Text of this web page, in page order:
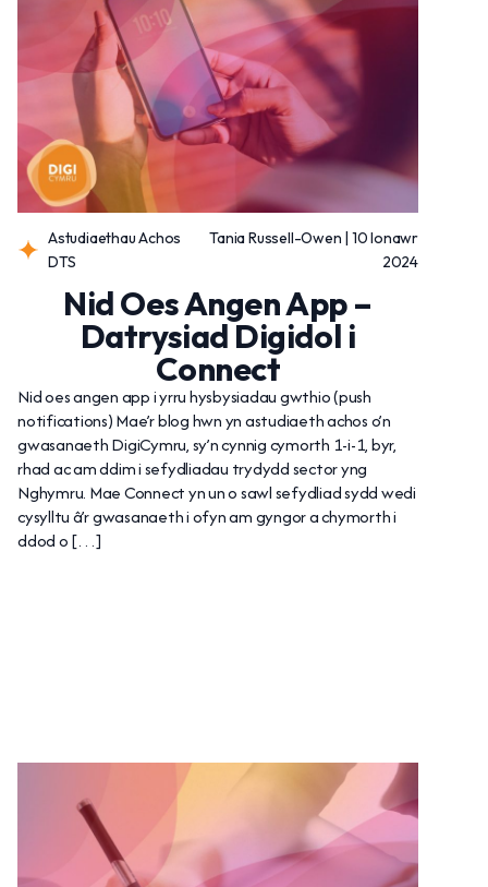
Astudiaethau Achos
DTS
Tania Russell-Owen | 10 Ionawr
2024
Nid Oes Angen App –
Datrysiad Digidol i
Connect
Nid oes angen app i yrru hysbysiadau gwthio (push
notifications) Mae’r blog hwn yn astudiaeth achos o’n
gwasanaeth DigiCymru, sy’n cynnig cymorth 1-i-1, byr,
rhad ac am ddim i sefydliadau trydydd sector yng
Nghymru. Mae Connect yn un o sawl sefydliad sydd wedi
cysylltu â’r gwasanaeth i ofyn am gyngor a chymorth i
ddod o […]